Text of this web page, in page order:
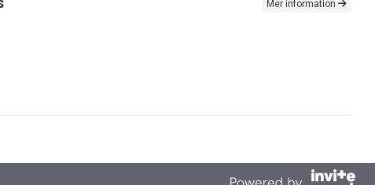
Mer information